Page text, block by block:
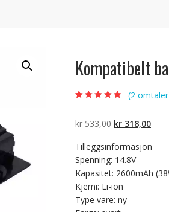
Kompatibelt
kundevurderinger
(2
kr533,00 Opprinnelig
var:
kr 533,00.
kr 318,00
er:
Tilleggsinformasjon
Spenning: 14.8V
Kapasitet: 2600mAh
Kjemi: Li-ion
Type vare: ny